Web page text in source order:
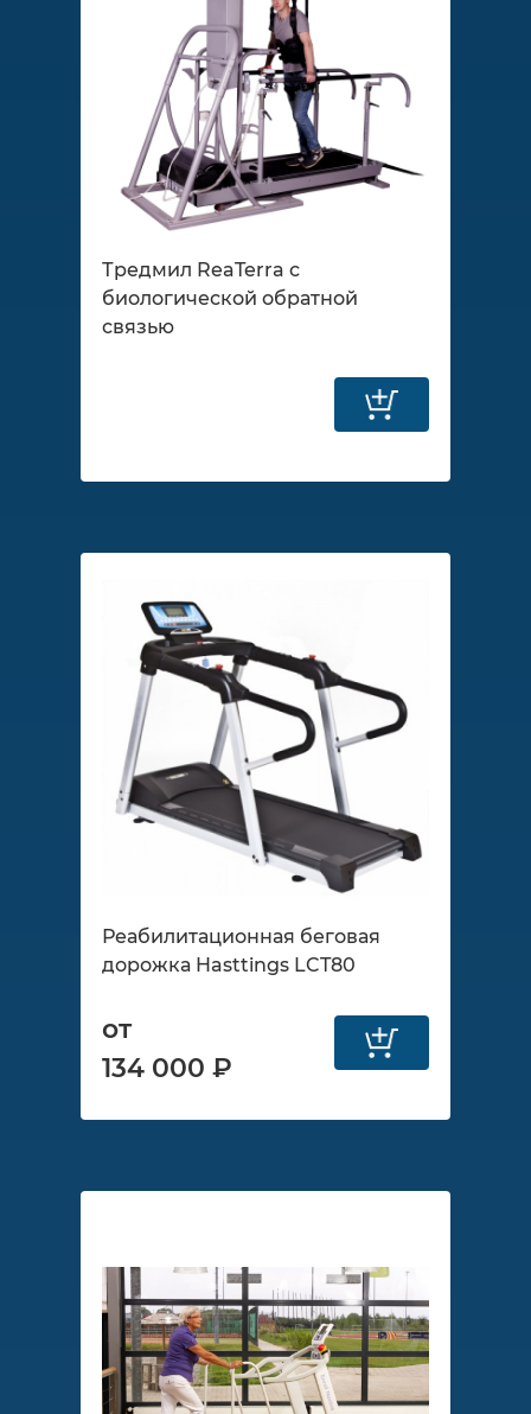
Тредмил ReaTerra с
биологической обратной
связью
Реабилитационная беговая
дорожка Hasttings LCT80
от
134 000 ₽